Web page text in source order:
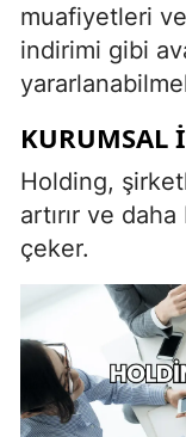
muafiyetleri
indirimi gibi
KURUMSAL
Holding,
artırır ve daha
çeker.